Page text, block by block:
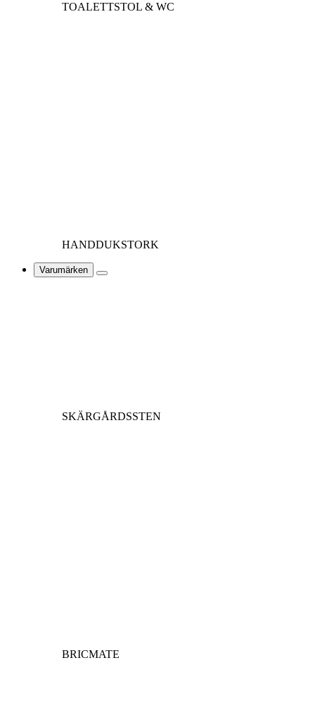
TOALETTSTOL & WC
HANDDUKSTORK
Varumärken
SKÄRGÅRDSSTEN
BRICMATE